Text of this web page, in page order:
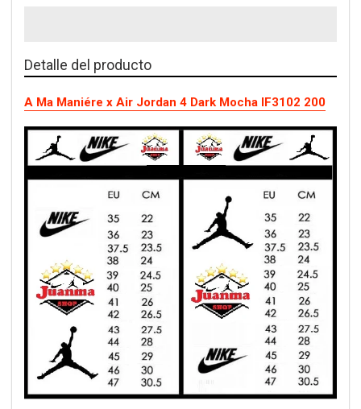
Detalle del producto
A Ma Maniére x Air Jordan 4 Dark Mocha IF3102 200